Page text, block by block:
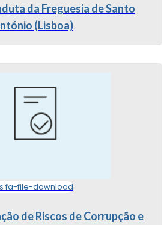
da Freguesia de Santo
(Lisboa)
fa-file-download
de Riscos de Corrupção e